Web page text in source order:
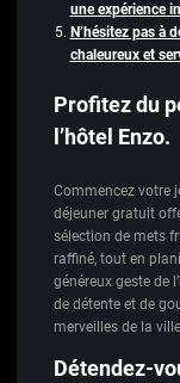
une expérience
N’hésitez pas à
chaleureux et
Profitez du
l’hôtel Enzo.
Commencez votre
déjeuner gratuit
sélection de mets
raffiné, tout en
généreux geste de
de détente et de
merveilles de la
Détendez-